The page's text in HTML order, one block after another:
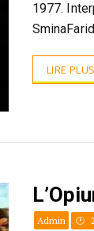
1977.
LIRE PLUS
Admin